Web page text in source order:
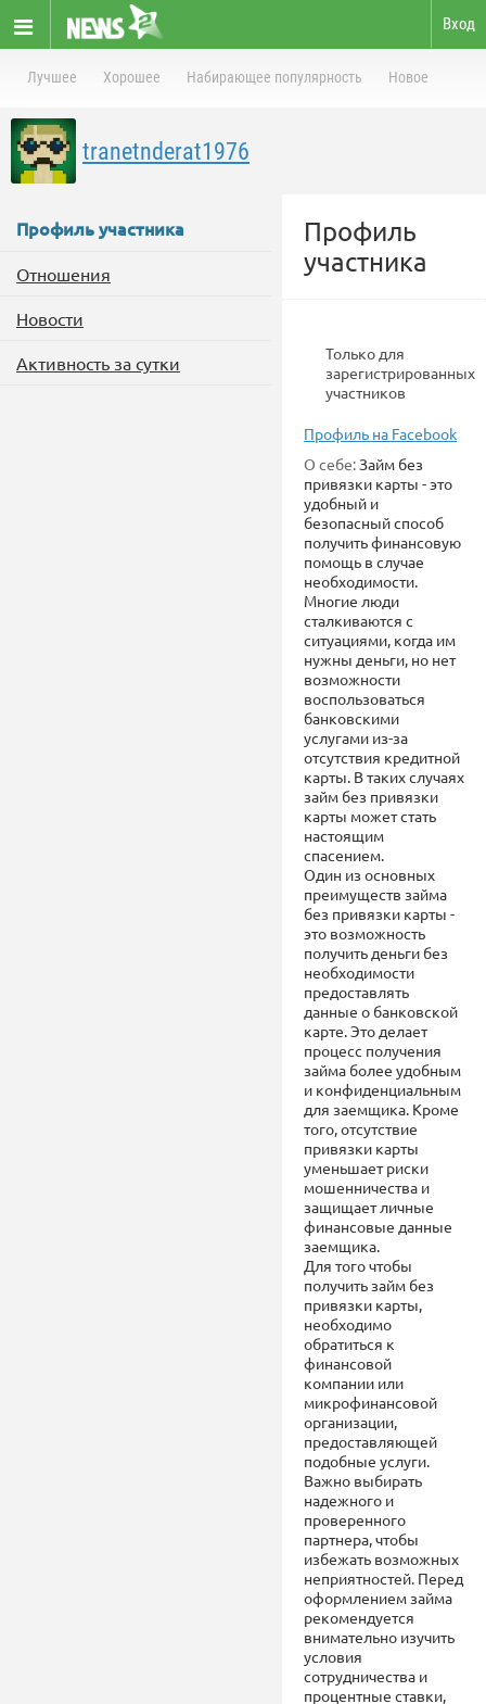
Вход
Лучшее Хорошее Набирающее популярность Новое
tranetnderat1976
Профиль участника
Отношения
Новости
Активность за сутки
Профиль
участника
Только для
зарегистрированных
участников
Профиль на Facebook
О себе:Займ без
привязки карты - это
удобный и
безопасный способ
получить финансовую
помощь в случае
необходимости.
Многие люди
сталкиваются с
ситуациями, когда им
нужны деньги, но нет
возможности
воспользоваться
банковскими
услугами из-за
отсутствия кредитной
карты. В таких случаях
займ без привязки
карты может стать
настоящим
спасением.
Один из основных
преимуществ займа
без привязки карты -
это возможность
получить деньги без
необходимости
предоставлять
данные о банковской
карте. Это делает
процесс получения
займа более удобным
и конфиденциальным
для заемщика. Кроме
того, отсутствие
привязки карты
уменьшает риски
мошенничества и
защищает личные
финансовые данные
заемщика.
Для того чтобы
получить займ без
привязки карты,
необходимо
обратиться к
финансовой
компании или
микрофинансовой
организации,
предоставляющей
подобные услуги.
Важно выбирать
надежного и
проверенного
партнера, чтобы
избежать возможных
неприятностей. Перед
оформлением займа
рекомендуется
внимательно изучить
условия
сотрудничества и
процентные ставки,